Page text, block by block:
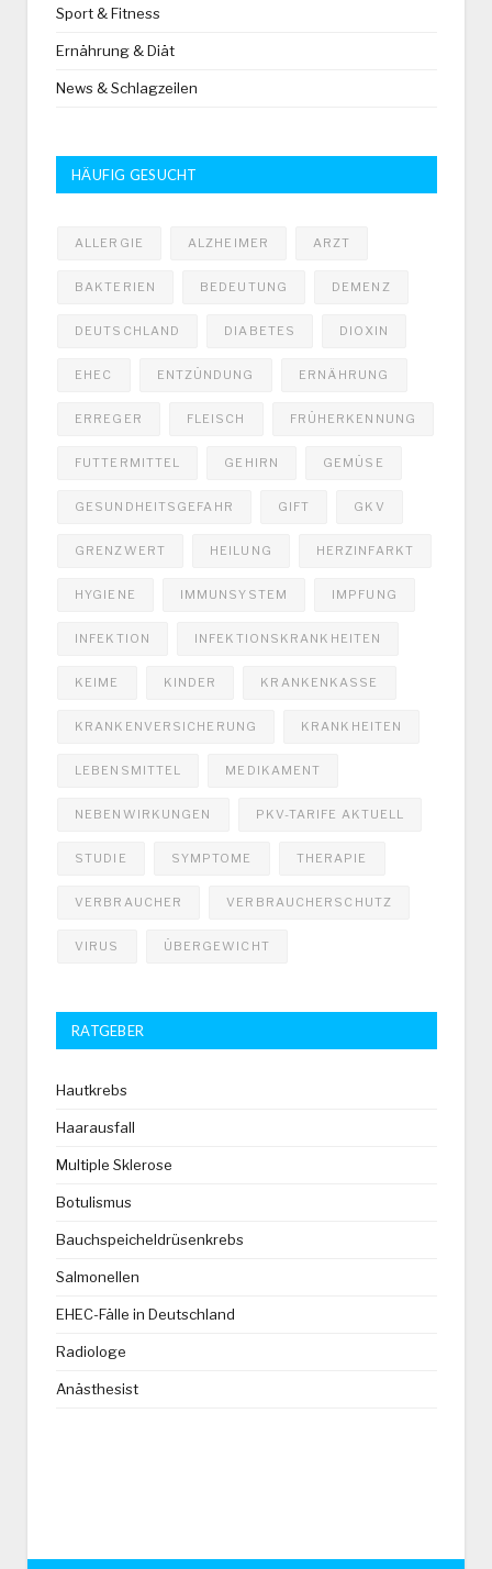
Sport & Fitness
Ernährung & Diät
News & Schlagzeilen
HÄUFIG GESUCHT
ALLERGIE ALZHEIMER ARZT
BAKTERIEN BEDEUTUNG DEMENZ
DEUTSCHLAND DIABETES DIOXIN
EHEC ENTZÜNDUNG ERNÄHRUNG
ERREGER FLEISCH FRÜHERKENNUNG
FUTTERMITTEL GEHIRN GEMÜSE
GESUNDHEITSGEFAHR GIFT GKV
GRENZWERT HEILUNG HERZINFARKT
HYGIENE IMMUNSYSTEM IMPFUNG
INFEKTION INFEKTIONSKRANKHEITEN
KEIME KINDER KRANKENKASSE
KRANKENVERSICHERUNG KRANKHEITEN
LEBENSMITTEL MEDIKAMENT
NEBENWIRKUNGEN PKV-TARIFE AKTUELL
STUDIE SYMPTOME THERAPIE
VERBRAUCHER VERBRAUCHERSCHUTZ
VIRUS ÜBERGEWICHT
RATGEBER
Hautkrebs
Haarausfall
Multiple Sklerose
Botulismus
Bauchspeicheldrüsenkrebs
Salmonellen
EHEC-Fälle in Deutschland
Radiologe
Anästhesist